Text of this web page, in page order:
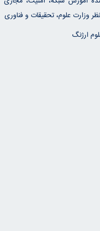
وزارت علوم، تحقیقات و فناوری
ارژنگ